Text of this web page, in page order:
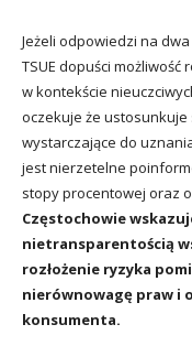
Jeżeli odpowiedzi na
TSUE dopuści
w kontekście
oczekuje że ustosunkuje
wystarczające do
jest nierzetelne
stopy procentowej oraz
Częstochowie
nietransparentością
rozłożenie ryzyka
nierównowagę praw i
konsumenta.